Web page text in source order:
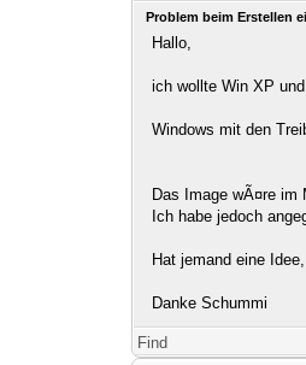
Problem beim Erstellen
Hallo,
ich wollte Win XP
Windows mit den
Das Image wÃ¤re im
Ich habe jedoch
Hat jemand eine
Danke Schummi
Find